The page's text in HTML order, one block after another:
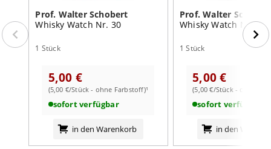
weiterlesen auf der Markenseite von Prof. Walter
Schobert
Prof. Walter Schobert
Whisky Watch Nr. 30
1 Stück
5,00 €
(5,00 €/Stück - ohne Farbstoff)¹
sofort verfügbar
in den Warenkorb
Prof. Walter
Whisky Watch Nr. 25
1 Stück
5,00 €
(5,00 €/Stück - ohne
sofort verfügbar
in den